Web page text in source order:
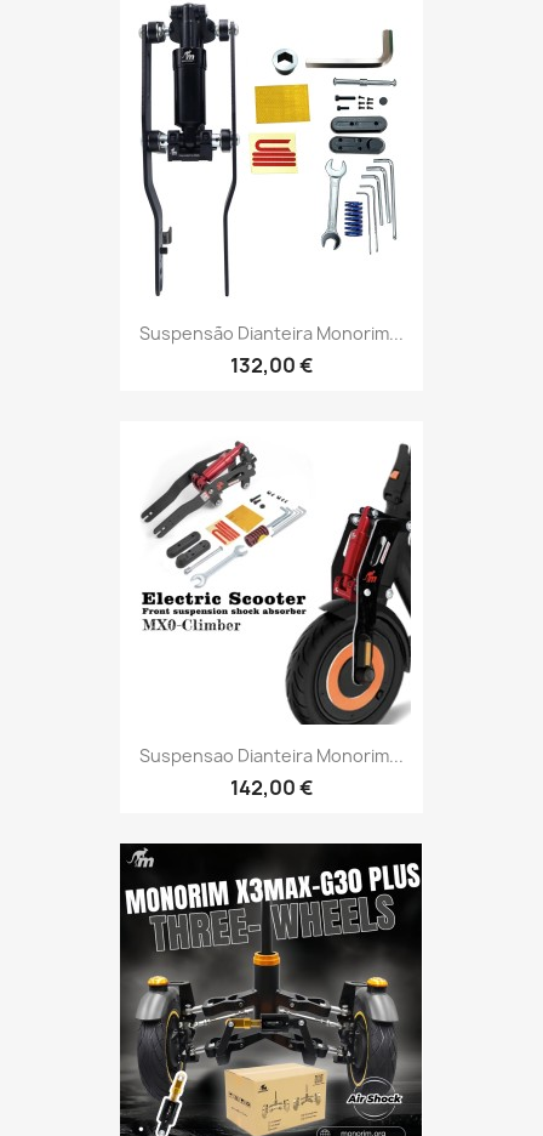
Suspensão Dianteira Monorim...
132,00 €
Suspensao Dianteira Monorim...
142,00 €